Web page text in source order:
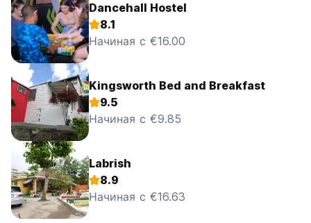
Dancehall Hostel
8.1
Начиная с €16.00
Kingsworth Bed and Breakfast
9.5
Начиная с €9.85
Labrish
8.9
Начиная с €16.63